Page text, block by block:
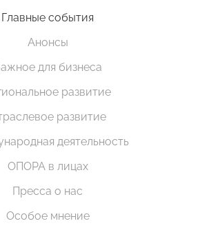
Главные события
Анонсы
для бизнеса
развитие
развитие
деятельность
ОПОРА в лицах
Пресса о нас
Особое мнение